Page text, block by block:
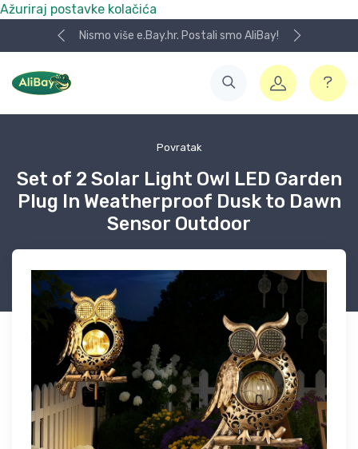
Ažuriraj postavke kolačića
Nismo više e.Bay.hr. Postali smo AliBay!
Povratak
Set of 2 Solar Light Owl LED Garden
Plug In Weatherproof Dusk to Dawn
Sensor Outdoor